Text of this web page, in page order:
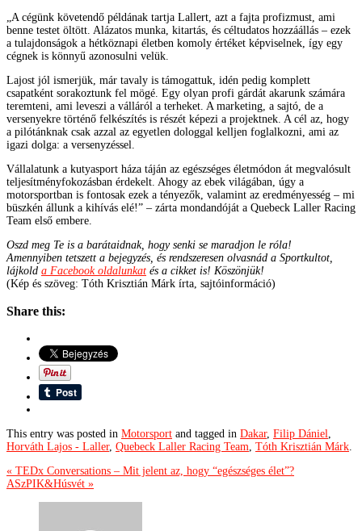
„A cégünk követendő példának tartja Lallert, azt a fajta profizmust, ami
benne testet öltött. Alázatos munka, kitartás, és céltudatos hozzáállás – ezek
a tulajdonságok a hétköznapi életben komoly értéket képviselnek, így egy
cégnek is könnyű azonosulni velük.
Lajost jól ismerjük, már tavaly is támogattuk, idén pedig komplett
csapatként sorakoztunk fel mögé. Egy olyan profi gárdát akarunk számára
teremteni, ami leveszi a válláról a terheket. A marketing, a sajtó, de a
versenyekre történő felkészítés is részét képezi a projektnek. A cél az, hogy
a pilótánknak csak azzal az egyetlen dologgal kelljen foglalkozni, ami az
igazi dolga: a versenyzéssel.
Vállalatunk a kutyasport háza táján az egészséges életmódon át megvalósult
teljesítményfokozásban érdekelt. Ahogy az ebek világában, úgy a
motorsportban is fontosak ezek a tényezők, valamint az eredményesség – mi
büszkén állunk a kihívás elé!” – zárta mondandóját a Quebeck Laller Racing
Team első embere.
Oszd meg Te is a barátaidnak, hogy senki se maradjon le róla!
Amennyiben tetszett a bejegyzés, és rendszeresen olvasnád a Sportkultot,
lájkold a Facebook oldalunkat és a cikket is! Köszönjük!
(Kép és szöveg: Tóth Krisztián Márk írta, sajtóinformáció)
Share this:
This entry was posted in Motorsport and tagged in Dakar, Filip Dániel,
Horváth Lajos - Laller, Quebeck Laller Racing Team, Tóth Krisztián Márk.
« TEDx Conversations – Mit jelent az, hogy “egészséges élet”?
ASzPIK&Húsvét »